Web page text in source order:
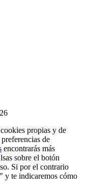
propias y de
de
encontrarás más
sobre el botón
Si por el contrario
y te indicaremos cómo